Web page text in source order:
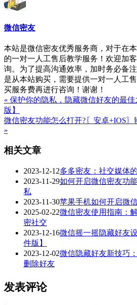
微信密友
本站是微信密友优秀服务商，对于在
的一对一人工售后教学服务！欢迎加客
询。为了提高沟通效率，加时务必备
是从本站购买，需要提供一对一人工
买服务费再进行咨询！谢谢！
« 保护你的隐私，隐藏微信好友的最
版】
微信密友功能怎么打开?〖安卓+IOS〗
»
相关文章
2023-12-12多多密友：社交媒体
2023-11-29如何开启微信密友功
私
2023-11-30苹果手机如何开启微
2025-02-22微信密友使用指南：
密社交
2023-12-16微信摇一摇隐藏好友
件版】
2023-12-02微信隐藏好友新技巧
删除好友
发表评论